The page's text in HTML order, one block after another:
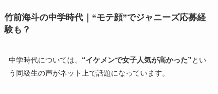
竹前海斗の中学時代｜“モテ顔”でジャニーズ応募経
験も？
中学時代については、 “イケメンで女子人気が高かった”とい
う同級生の声がネット上で話題になっています。